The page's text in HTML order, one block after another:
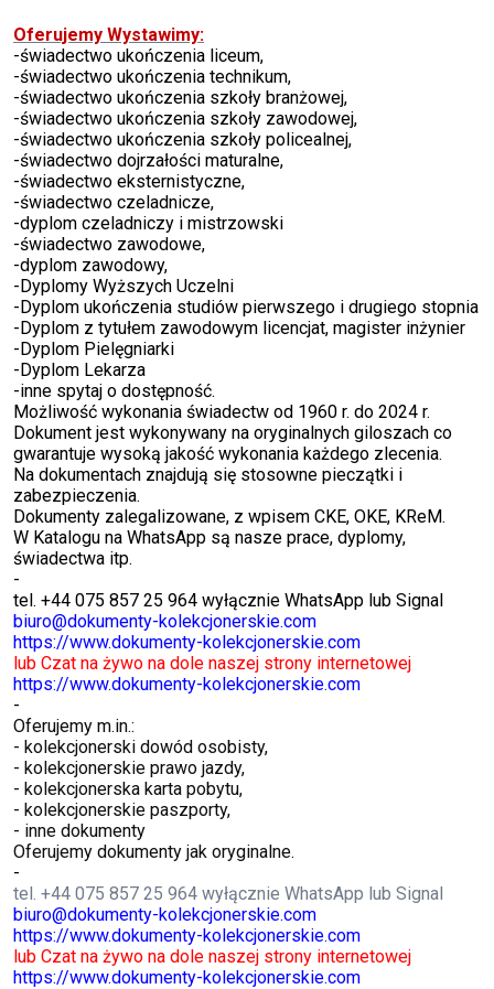
Oferujemy Wystawimy:
-świadectwo ukończenia liceum,
-świadectwo ukończenia technikum,
-świadectwo ukończenia szkoły branżowej,
-świadectwo ukończenia szkoły zawodowej,
-świadectwo ukończenia szkoły policealnej,
-świadectwo dojrzałości maturalne,
-świadectwo eksternistyczne,
-świadectwo czeladnicze,
-dyplom czeladniczy i mistrzowski
-świadectwo zawodowe,
-dyplom zawodowy,
-Dyplomy Wyższych Uczelni
-Dyplom ukończenia studiów pierwszego i drugiego stopnia
-Dyplom z tytułem zawodowym licencjat, magister inżynier
-Dyplom Pielęgniarki
-Dyplom Lekarza
-inne spytaj o dostępność.
Możliwość wykonania świadectw od 1960 r. do 2024 r.
Dokument jest wykonywany na oryginalnych giloszach co
gwarantuje wysoką jakość wykonania każdego zlecenia.
Na dokumentach znajdują się stosowne pieczątki i
zabezpieczenia.
Dokumenty zalegalizowane, z wpisem CKE, OKE, KReM.
W Katalogu na WhatsApp są nasze prace, dyplomy,
świadectwa itp.
-
tel. +44 075 857 25 964 wyłącznie WhatsApp lub Signal
biuro@dokumenty-kolekcjonerskie.com
https://www.dokumenty-kolekcjonerskie.com
lub Czat na żywo na dole naszej strony internetowej
https://www.dokumenty-kolekcjonerskie.com
-
Oferujemy m.in.:
- kolekcjonerski dowód osobisty,
- kolekcjonerskie prawo jazdy,
- kolekcjonerska karta pobytu,
- kolekcjonerskie paszporty,
- inne dokumenty
Oferujemy dokumenty jak oryginalne.
-
tel. +44 075 857 25 964 wyłącznie WhatsApp lub Signal
biuro@dokumenty-kolekcjonerskie.com
https://www.dokumenty-kolekcjonerskie.com
lub Czat na żywo na dole naszej strony internetowej
https://www.dokumenty-kolekcjonerskie.com